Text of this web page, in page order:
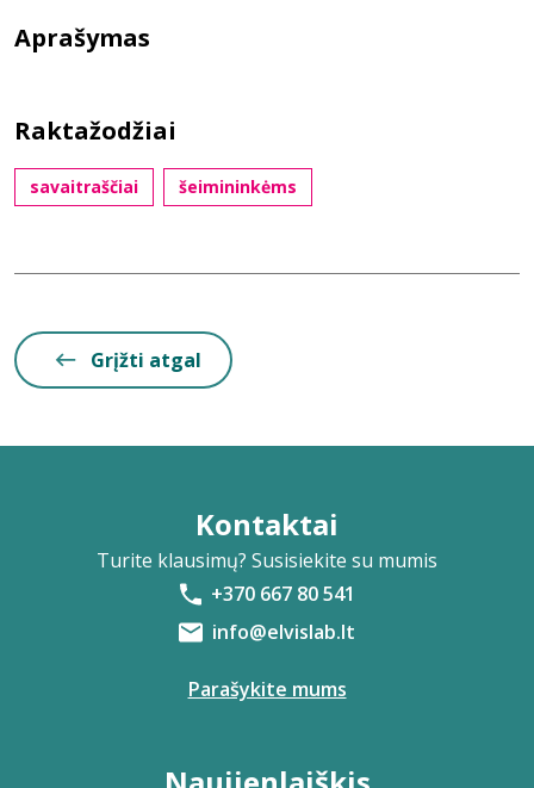
Aprašymas
Raktažodžiai
savaitraščiai šeimininkėms
Grįžti atgal
Kontaktai
Turite klausimų? Susisiekite su mumis
+370 667 80 541
info@elvislab.lt
Parašykite mums